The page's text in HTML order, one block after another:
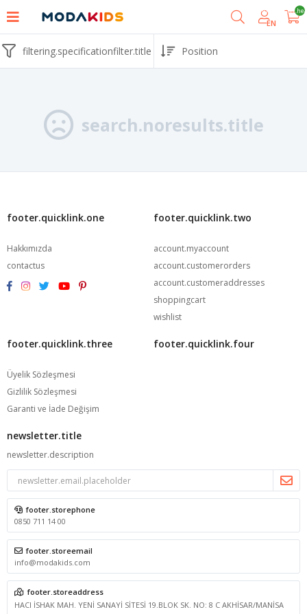
EN
filtering.specificationfilter.title
search.noresults.title
footer.quicklink.one
Hakkımızda
contactus
footer.quicklink.two
account.myaccount
account.customerorders
account.customeraddresses
shoppingcart
wishlist
footer.quicklink.three
Üyelik Sözleşmesi
Gizlilik Sözleşmesi
Garanti ve İade Değişim
footer.quicklink.four
newsletter.title
newsletter.description
footer.storephone
0850 711 14 00
footer.storeemail
info@modakids.com
footer.storeaddress
HACI İSHAK MAH. YENİ SANAYİ SİTESİ 19.BLOK SK. NO: 8 C AKHİSAR/MANİSA